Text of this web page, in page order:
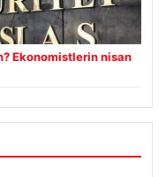
Ekonomistlerin nisan